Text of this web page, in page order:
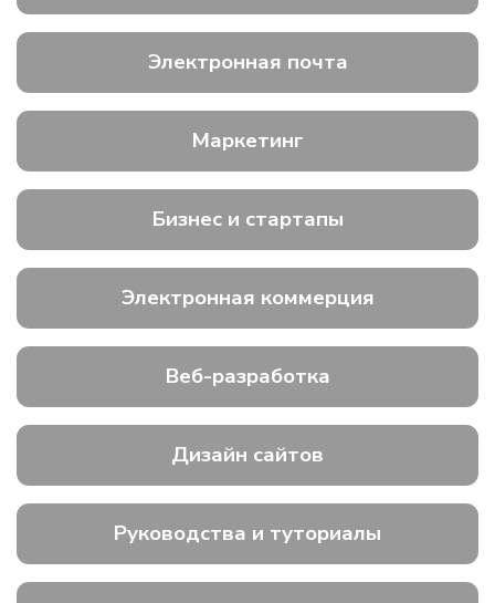
Электронная почта
Маркетинг
Бизнес и стартапы
Электронная коммерция
Веб-разработка
Дизайн сайтов
Руководства и туториалы